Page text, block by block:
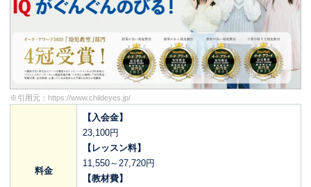
※引用元： https://www.childeyes.jp/
料金
【入会金】
23,100円
【レッスン料】
11,550～27,720円
【教材費】